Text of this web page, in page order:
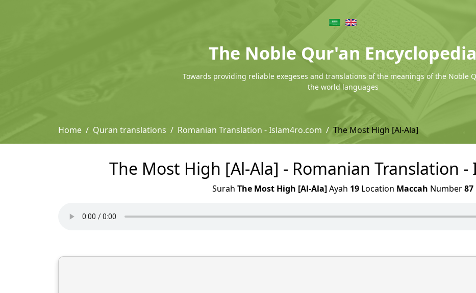
The Noble Qur'an Encyclopedia
Towards providing reliable exegeses and translations of the meanings of the Noble
the world languages
Home Quran translations Romanian Translation - Islam4ro.com The Most High [Al-Ala]
The Most High [Al-Ala] - Romanian Translation -
Surah The Most High [Al-Ala]Ayah 19 Location Maccah Number87